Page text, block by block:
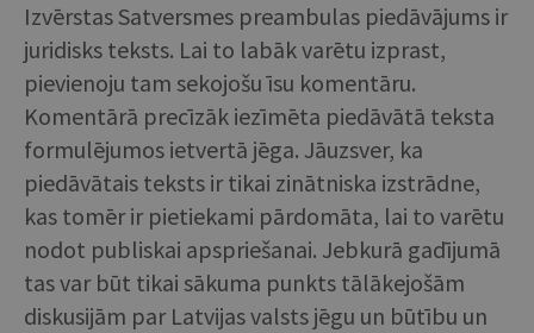
Izvērstas Satversmes preambulas piedāvājums ir
juridisks teksts. Lai to labāk varētu izprast,
pievienoju tam sekojošu īsu komentāru.
Komentārā precīzāk iezīmēta piedāvātā teksta
formulējumos ietvertā jēga. Jāuzsver, ka
piedāvātais teksts ir tikai zinātniska izstrādne,
kas tomēr ir pietiekami pārdomāta, lai to varētu
nodot publiskai apspriešanai. Jebkurā gadījumā
tas var būt tikai sākuma punkts tālākejošām
diskusijām par Latvijas valsts jēgu un būtību un